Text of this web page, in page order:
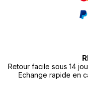
Retour facile sous 14
Echange rapide en